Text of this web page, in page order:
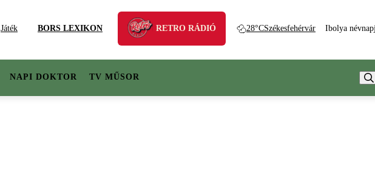
Játék BORS LEXIKON RETRO RÁDIÓ 28°CSzékesfehérvár Ibolya
NAPI DOKTOR TV MŰSOR